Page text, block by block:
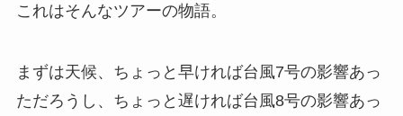
これはそんなツアーの物語。
まずは天候、ちょっと早ければ台風7号の影響あっ
ただろうし、ちょっと遅ければ台風8号の影響あっ